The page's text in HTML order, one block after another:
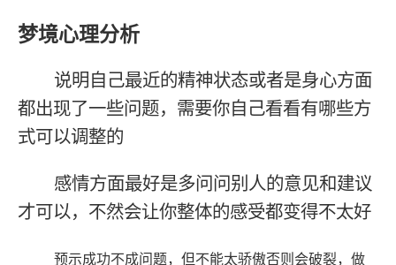
梦境心理分析
说明自己最近的精神状态或者是身心方面
都出现了一些问题，需要你自己看看有哪些方
式可以调整的
感情方面最好是多问问别人的意见和建议
才可以，不然会让你整体的感受都变得不太好
预示成功不成问题，但不能太骄傲否则会破裂，做